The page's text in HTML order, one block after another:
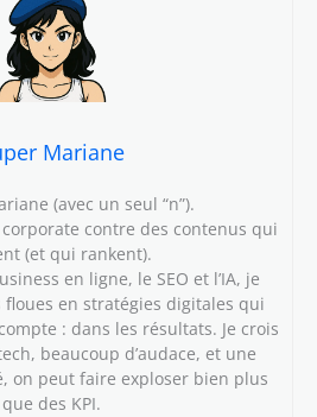
Mariane
(avec un seul “n”).
corporate contre des contenus qui
(et qui rankent).
en ligne, le SEO et l’IA, je
en stratégies digitales qui
: dans les résultats. Je crois
beaucoup d’audace, et une
on peut faire exploser bien plus
que des KPI.